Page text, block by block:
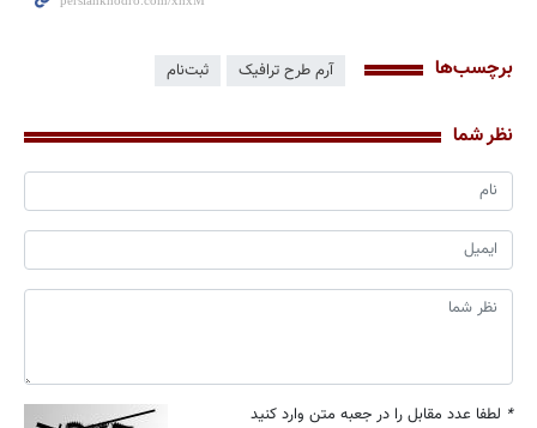
برچسب‌ها آرم طرح ترافیک ثبت‌نام
نظر شما
* لطفا عدد مقابل را در جعبه متن وارد کنید